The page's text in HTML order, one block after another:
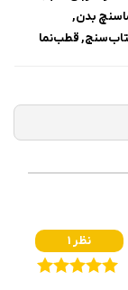
بدن,
قطب‌نما
تا ۴۲ ساعت با استفاده‌ی عادی, تا ۷۲
1 نظر